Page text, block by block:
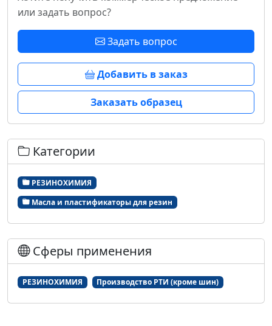
или задать вопрос?
Задать вопрос
Добавить в заказ
Заказать образец
Категории
РЕЗИНОХИМИЯ
Масла и пластификаторы для резин
Сферы применения
РЕЗИНОХИМИЯ Производство РТИ (кроме шин)